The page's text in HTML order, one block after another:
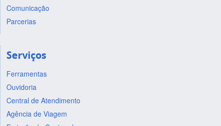
Comunicação
Parcerias
Serviços
Ferramentas
Ouvidoria
Central de Atendimento
Agência de Viagem